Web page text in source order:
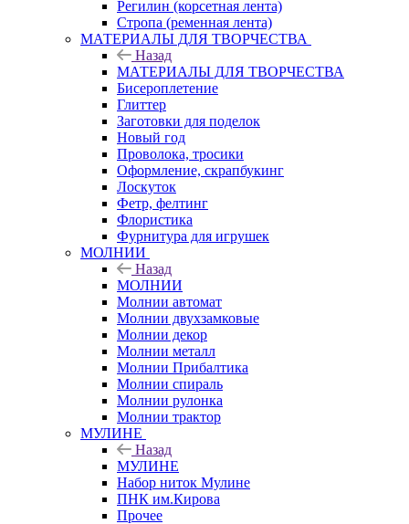
Регилин (корсетная лента)
Стропа (ременная лента)
МАТЕРИАЛЫ ДЛЯ ТВОРЧЕСТВА
Назад
МАТЕРИАЛЫ ДЛЯ ТВОРЧЕСТВА
Бисероплетение
Глиттер
Заготовки для поделок
Новый год
Проволока, тросики
Оформление, скрапбукинг
Лоскуток
Фетр, фелтинг
Флористика
Фурнитура для игрушек
МОЛНИИ
Назад
МОЛНИИ
Молнии автомат
Молнии двухзамковые
Молнии декор
Молнии металл
Молнии Прибалтика
Молнии спираль
Молнии рулонка
Молнии трактор
МУЛИНЕ
Назад
МУЛИНЕ
Набор ниток Мулине
ПНК им.Кирова
Прочее